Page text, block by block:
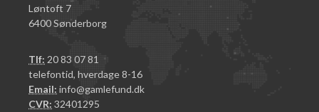
Løntoft 7
6400 Sønderborg
Tlf: 20 83 07 81
telefontid, hverdage 8-16
Email: info@gamlefund.dk
CVR: 32401295